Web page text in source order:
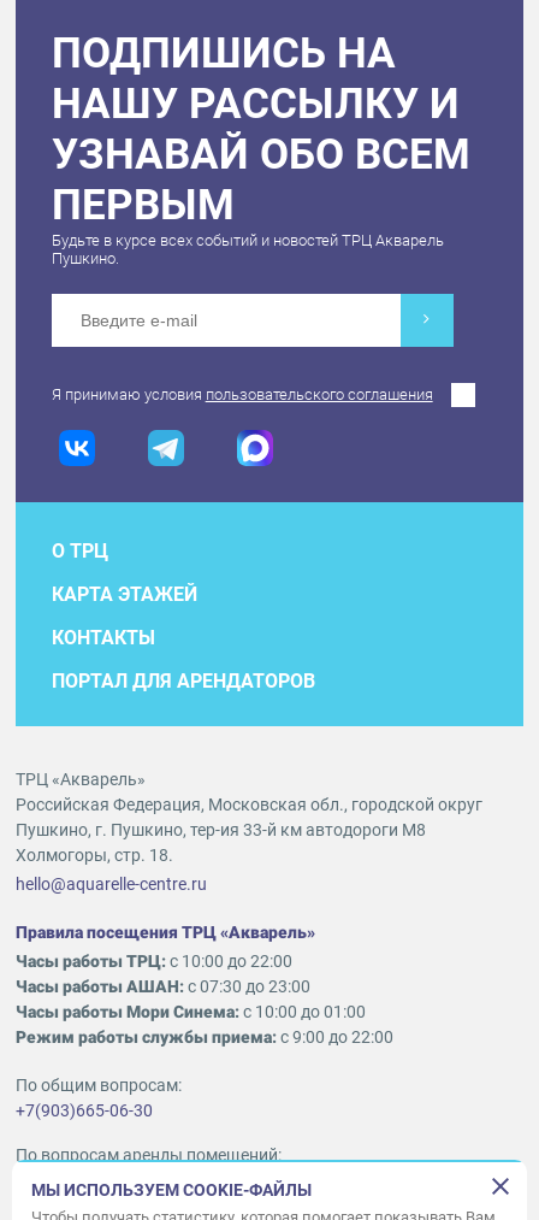
ПОДПИШИСЬ НА
НАШУ РАССЫЛКУ И
УЗНАВАЙ ОБО ВСЕМ
ПЕРВЫМ
Будьте в курсе всех событий и новостей ТРЦ Акварель
Пушкино.
Я принимаю условия пользовательского соглашения
О ТРЦ
КАРТА ЭТАЖЕЙ
КОНТАКТЫ
ПОРТАЛ ДЛЯ АРЕНДАТОРОВ
ТРЦ «Акварель»
Российская Федерация, Московская обл., городской округ
Пушкино, г. Пушкино, тер-ия 33-й км автодороги М8
Холмогоры, стр. 18.
hello@aquarelle-centre.ru
Правила посещения ТРЦ «Акварель»
Часы работы ТРЦ:с 10:00 до 22:00
Часы работы АШАН:с 07:30 до 23:00
Часы работы Мори Синема:с 10:00 до 01:00
Режим работы службы приема:с 9:00 до 22:00
По общим вопросам:
+7(903)665-06-30
По вопросам аренды помещений:
ukleykina@nhood.com
+7(903)665-98-78
МЫ ИСПОЛЬЗУЕМ COOKIE-ФАЙЛЫ